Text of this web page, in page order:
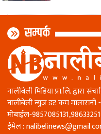
सम्पर्क
नालीबेली मिडिया प्रा.लि. द्वारा
नालीबेली न्युज डट कम मालारानी
माेबाईल-
ईमेल :